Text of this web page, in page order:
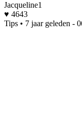
Jacqueline1
♥ 4643
Tips • 7 jaar geleden -